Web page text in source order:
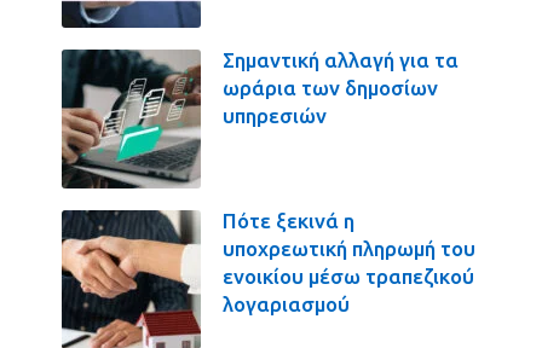
Σημαντική αλλαγή για τα
ωράρια των δημοσίων
υπηρεσιών
Πότε ξεκινά η
υποχρεωτική πληρωμή του
ενοικίου μέσω τραπεζικού
λογαριασμού